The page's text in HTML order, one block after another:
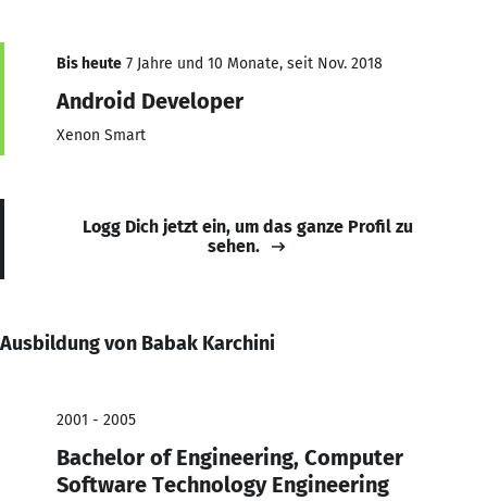
Bis heute 7 Jahre und 10 Monate, seit Nov. 2018
Android Developer
Xenon Smart
Logg Dich jetzt ein, um das ganze Profil zu
sehen.
Ausbildung von Babak Karchini
2001 - 2005
Bachelor of Engineering, Computer
Software Technology Engineering